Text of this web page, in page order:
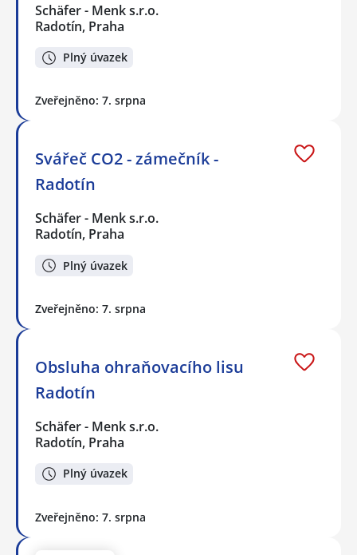
Schäfer - Menk s.r.o.
Radotín, Praha
Plný úvazek
Zveřejněno: 7. srpna
Svářeč CO2 - zámečník -
Radotín
Schäfer - Menk s.r.o.
Radotín, Praha
Plný úvazek
Zveřejněno: 7. srpna
Obsluha ohraňovacího lisu
Radotín
Schäfer - Menk s.r.o.
Radotín, Praha
Plný úvazek
Zveřejněno: 7. srpna